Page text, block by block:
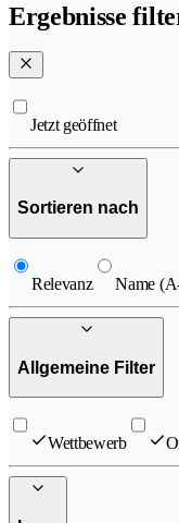
Ergebnisse
Jetzt geöffnet
Sortieren nach
Relevanz Name
Allgemeine Filter
Wettbewerb